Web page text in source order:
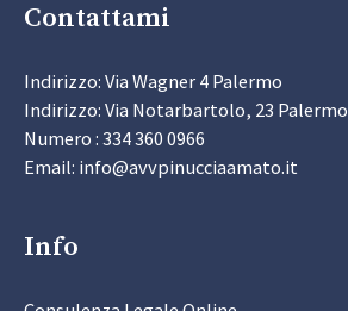
Contattami
Indirizzo: Via Wagner 4 Palermo
Indirizzo: Via Notarbartolo, 23 Palermo
Numero : 334 360 0966
Email: info@avvpinucciaamato.it
Info